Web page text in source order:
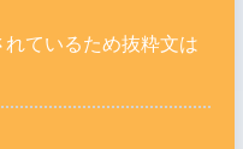
ているため抜粋文は